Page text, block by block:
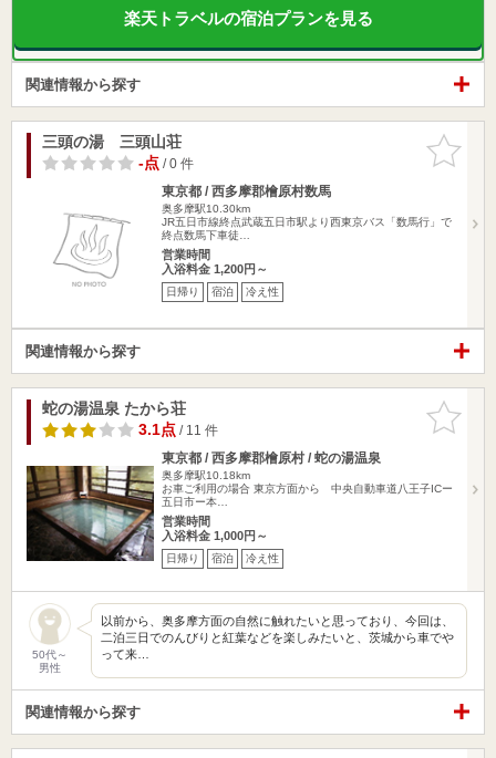
楽天トラベルの宿泊プランを見る
関連情報から探す
お気に入
りに追加
三頭の湯 三頭山荘
-点/ 0 件
東京都 / 西多摩郡檜原村数馬
奥多摩駅10.30km
JR五日市線終点武蔵五日市駅より西東京バス「数馬行」で
終点数馬下車徒…
営業時間
入浴料金 1,200円～
日帰り 宿泊 冷え性
関連情報から探す
お気に入
りに追加
蛇の湯温泉 たから荘
3.1点/ 11 件
東京都 / 西多摩郡檜原村 / 蛇の湯温泉
奥多摩駅10.18km
お車ご利用の場合 東京方面から 中央自動車道八王子ICー
五日市ー本…
営業時間
入浴料金 1,000円～
日帰り 宿泊 冷え性
50代～
男性
以前から、奥多摩方面の自然に触れたいと思っており、今回は、
二泊三日でのんびりと紅葉などを楽しみたいと、茨城から車でや
って来…
関連情報から探す